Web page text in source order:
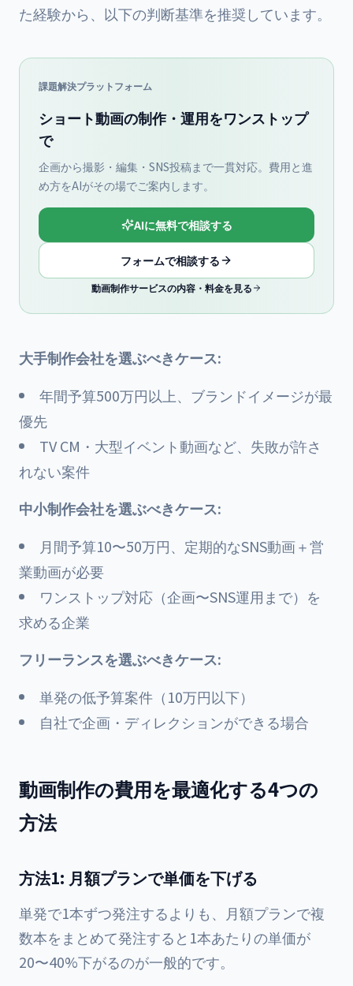
た経験から、以下の判断基準を推奨しています。
課題解決プラットフォーム
ショート動画の制作・運用をワンストップ
で
企画から撮影・編集・SNS投稿まで一貫対応。費用と進
め方をAIがその場でご案内します。
AIに無料で相談する
フォームで相談する
動画制作サービスの内容・料金を見る
大手制作会社を選ぶべきケース:
年間予算500万円以上、ブランドイメージが最
優先
TV CM・大型イベント動画など、失敗が許さ
れない案件
中小制作会社を選ぶべきケース:
月間予算10〜50万円、定期的なSNS動画＋営
業動画が必要
ワンストップ対応（企画〜SNS運用まで）を
求める企業
フリーランスを選ぶべきケース:
単発の低予算案件（10万円以下）
自社で企画・ディレクションができる場合
動画制作の費用を最適化する4つの
方法
方法1: 月額プランで単価を下げる
単発で1本ずつ発注するよりも、月額プランで複
数本をまとめて発注すると1本あたりの単価が
20〜40%下がるのが一般的です。